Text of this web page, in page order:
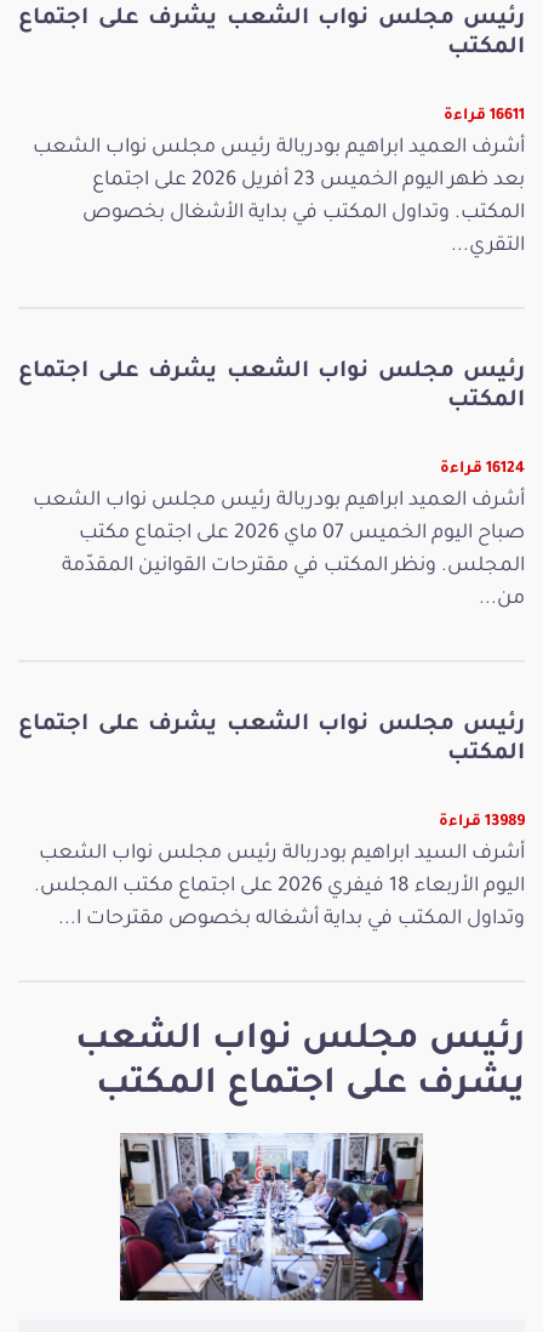
رئيس مجلس نواب الشعب
يشرف على اجتماع المكتب
رئيس مجلس نواب الشعب يشرف على اجتماع
المكتب
16611 قراءة
أشرف العميد ابراهيم بودربالة رئيس مجلس نواب الشعب
بعد ظهر اليوم الخميس 23 أفريل 2026 على اجتماع
المكتب. وتداول المكتب في بداية الأشغال بخصوص
التقري...
رئيس مجلس نواب الشعب يشرف على اجتماع
المكتب
16124 قراءة
أشرف العميد ابراهيم بودربالة رئيس مجلس نواب الشعب
صباح اليوم الخميس 07 ماي 2026 على اجتماع مكتب
المجلس. ونظر المكتب في مقترحات القوانين المقدّمة
من...
رئيس مجلس نواب الشعب يشرف على اجتماع
المكتب
13989 قراءة
أشرف السيد ابراهيم بودربالة رئيس مجلس نواب الشعب
اليوم الأربعاء 18 فيفري 2026 على اجتماع مكتب المجلس.
وتداول المكتب في بداية أشغاله بخصوص مقترحات ا...